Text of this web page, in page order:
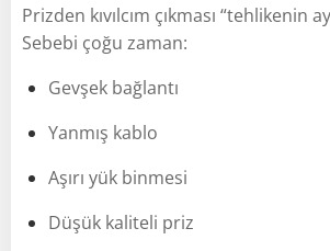
Prizden kıvılcım çıkması “tehlikenin
Sebebi çoğu zaman:
Gevşek bağlantı
Yanmış kablo
Aşırı yük binmesi
Düşük kaliteli priz